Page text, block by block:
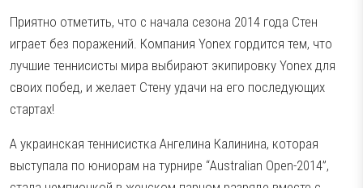
Приятно отметить, что с начала сезона 2014 года Стен
играет без поражений. Компания Yonex гордится тем, что
лучшие теннисисты мира выбирают экипировку Yonex для
своих побед, и желает Стену удачи на его последующих
стартах!
А украинская теннисистка Ангелина Калинина, которая
выступала по юниорам на турнире “Australian Open-2014”,